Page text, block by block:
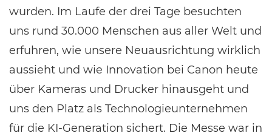
wurden. Im Laufe der drei Tage besuchten
uns rund 30.000 Menschen aus aller Welt und
erfuhren, wie unsere Neuausrichtung wirklich
aussieht und wie Innovation bei Canon heute
über Kameras und Drucker hinausgeht und
uns den Platz als Technologieunternehmen
für die KI-Generation sichert. Die Messe war in